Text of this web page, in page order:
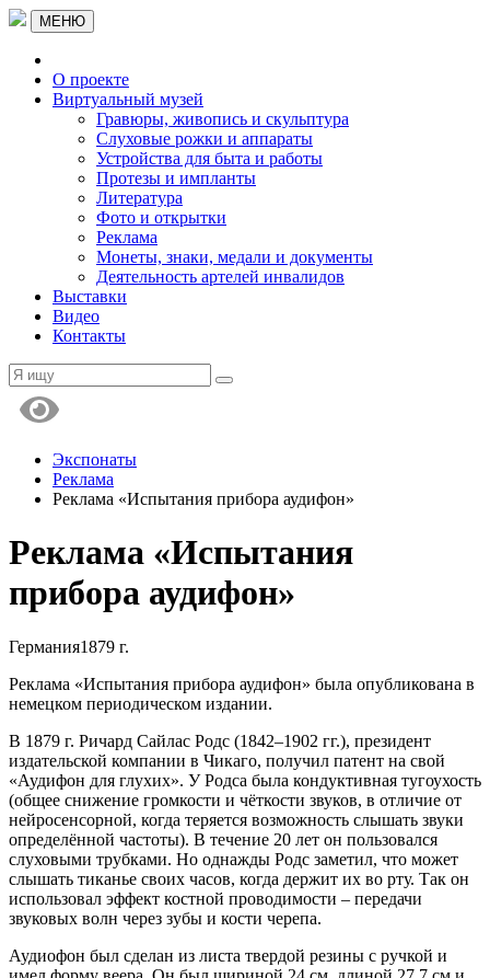
МЕНЮ
О проекте
Виртуальный музей
Гравюры, живопись и скульптура
Слуховые рожки и аппараты
Устройства для быта и работы
Протезы и импланты
Литература
Фото и открытки
Реклама
Монеты, знаки, медали и документы
Деятельность артелей инвалидов
Выставки
Видео
Контакты
Экспонаты
Реклама
Реклама «Испытания прибора аудифон»
Реклама «Испытания
прибора аудифон»
Германия1879 г.
Реклама «Испытания прибора аудифон» была опубликована в
немецком периодическом издании.
В 1879 г. Ричард Сайлас Родс (1842–1902 гг.), президент
издательской компании в Чикаго, получил патент на свой
«Аудифон для глухих». У Родса была кондуктивная тугоухость
(общее снижение громкости и чёткости звуков, в отличие от
нейросенсорной, когда теряется возможность слышать звуки
определённой частоты). В течение 20 лет он пользовался
слуховыми трубками. Но однажды Родс заметил, что может
слышать тиканье своих часов, когда держит их во рту. Так он
использовал эффект костной проводимости – передачи
звуковых волн через зубы и кости черепа.
Аудиофон был сделан из листа твердой резины с ручкой и